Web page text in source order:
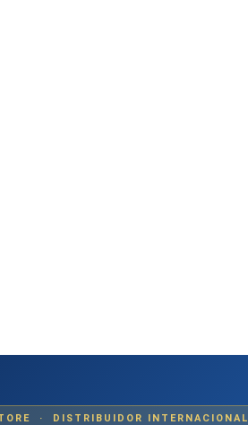
· DISTRIBUIDOR INTERNACIONAL